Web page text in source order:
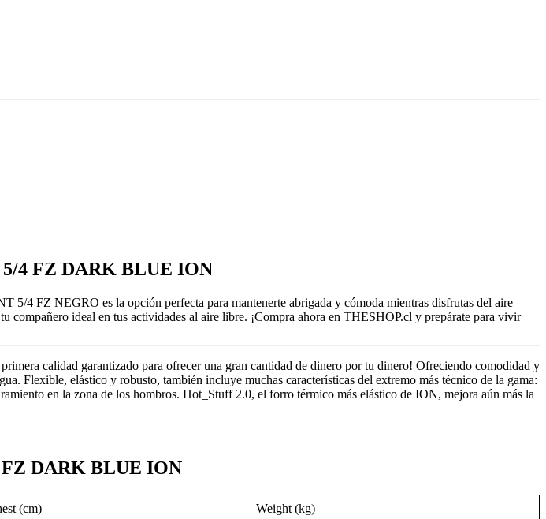
4 FZ DARK BLUE ION
4 FZ NEGRO es la opción perfecta para mantenerte abrigada y cómoda mientras disfrutas del aire
compañero ideal en tus actividades al aire libre. ¡Compra ahora en THESHOP.cl y prepárate para vivir
calidad garantizado para ofrecer una gran cantidad de dinero por tu dinero! Ofreciendo comodidad y
Flexible, elástico y robusto, también incluye muchas características del extremo más técnico de la gama:
en la zona de los hombros. Hot_Stuff 2.0, el forro térmico más elástico de ION, mejora aún más la
DARK BLUE ION
(cm) Weight (kg)